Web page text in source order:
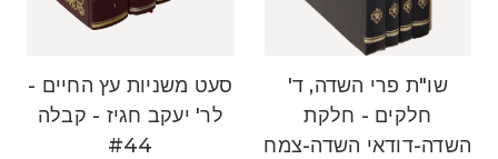
סעט משניות עץ החיים -
לר' יעקב חגיז - קבלה
#44
שו"ת פרי השדה, ד'
חלקים - חלקת
השדה-דודאי השדה-צמח